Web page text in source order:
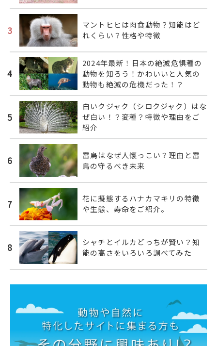
3
マントヒヒは肉食動物？知能はど
れくらい？性格や特徴
4
2024年最新！日本の絶滅危惧種の
動物を知ろう！かわいいと人気の
動物も絶滅の危機だった！？
5
白いクジャク（シロクジャク）はな
ぜ白い！？変種？特徴や理由をご
紹介
6
雷鳥はなぜ人懐っこい？理由と雷
鳥の守るべき未来
7
花に擬態するハナカマキリの特徴
や生態、寿命をご紹介。
8
シャチとイルカどっちが賢い？知
能の高さをいろいろ調べてみた